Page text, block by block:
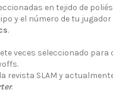
en tejido de
y el número de tu
.
veces seleccionado para
revista SLAM y
.